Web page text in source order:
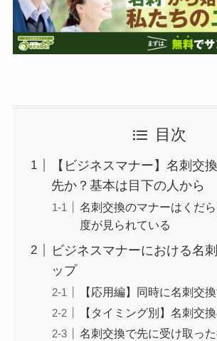
目次
【ビジネスマナー】名刺交
先か？基本は目下の人から
名刺交換のマナーはくだ
度が見られている
ビジネスマナーにおける名
ップ
【応用編】同時に名刺交
【タイミング別】名刺交
名刺交換で先に受け取っ